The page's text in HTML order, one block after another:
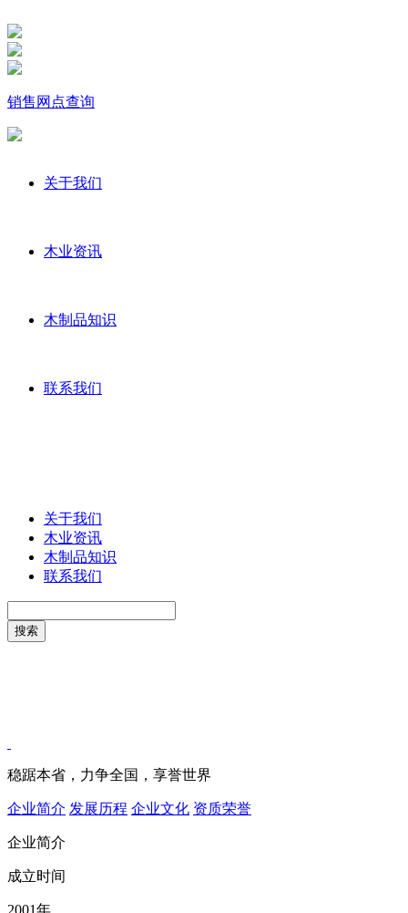
销售网点查询
关于我们
木业资讯
木制品知识
联系我们
关于我们
木业资讯
木制品知识
联系我们
稳踞本省，力争全国，享誉世界
企业简介 发展历程 企业文化 资质荣誉
企业简介
成立时间
2001年